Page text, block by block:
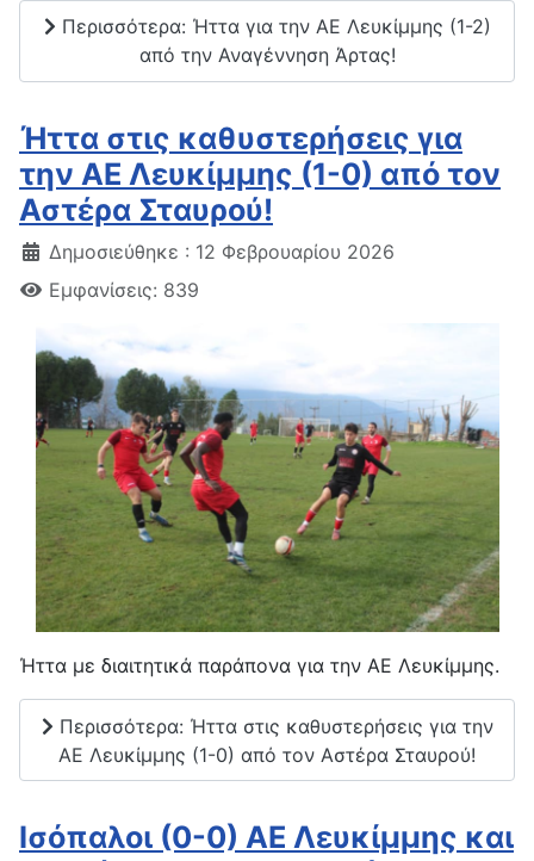
Περισσότερα: Ήττα για την ΑΕ Λευκίμμης (1-2)
από την Αναγέννηση Άρτας!
Ήττα στις καθυστερήσεις για
την ΑΕ Λευκίμμης (1-0) από τον
Αστέρα Σταυρού!
Δημοσιεύθηκε : 12 Φεβρουαρίου 2026
Εμφανίσεις: 839
Ήττα με διαιτητικά παράπονα για την ΑΕ Λευκίμμης.
Περισσότερα: Ήττα στις καθυστερήσεις για την
ΑΕ Λευκίμμης (1-0) από τον Αστέρα Σταυρού!
Ισόπαλοι (0-0) ΑΕ Λευκίμμης και